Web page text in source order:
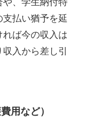
や、学生納付特
払い猶予を延
ば今の収入は
入から差し引
用など）